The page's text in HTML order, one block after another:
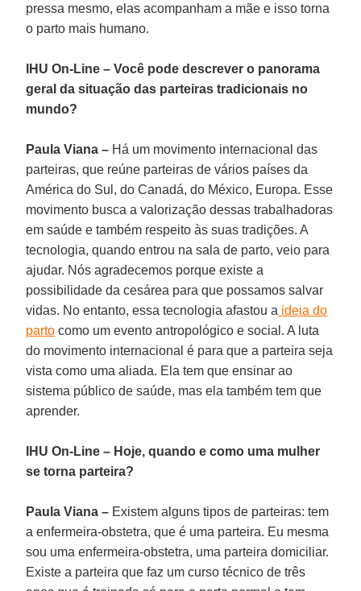
pressa mesmo, elas acompanham a mãe e isso torna
o parto mais humano.
IHU On-Line – Você pode descrever o panorama
geral da situação das parteiras tradicionais no
mundo?
Paula Viana – Há um movimento internacional das
parteiras, que reúne parteiras de vários países da
América do Sul, do Canadá, do México, Europa. Esse
movimento busca a valorização dessas trabalhadoras
em saúde e também respeito às suas tradições. A
tecnologia, quando entrou na sala de parto, veio para
ajudar. Nós agradecemos porque existe a
possibilidade da cesárea para que possamos salvar
vidas. No entanto, essa tecnologia afastou a ideia do
parto como um evento antropológico e social. A luta
do movimento internacional é para que a parteira seja
vista como uma aliada. Ela tem que ensinar ao
sistema público de saúde, mas ela também tem que
aprender.
IHU On-Line – Hoje, quando e como uma mulher
se torna parteira?
Paula Viana – Existem alguns tipos de parteiras: tem
a enfermeira-obstetra, que é uma parteira. Eu mesma
sou uma enfermeira-obstetra, uma parteira domiciliar.
Existe a parteira que faz um curso técnico de três